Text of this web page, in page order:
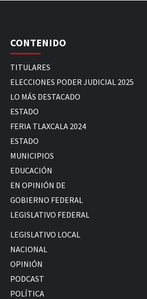
CONTENIDO
TITULARES
ELECCIONES PODER JUDICIAL 2025
LO MÁS DESTACADO
ESTADO
FERIA TLAXCALA 2024
ESTADO
MUNICIPIOS
EDUCACIÓN
EN OPINIÓN DE
GOBIERNO FEDERAL
LEGISLATIVO FEDERAL
LEGISLATIVO LOCAL
NACIONAL
OPINIÓN
PODCAST
POLÍTICA